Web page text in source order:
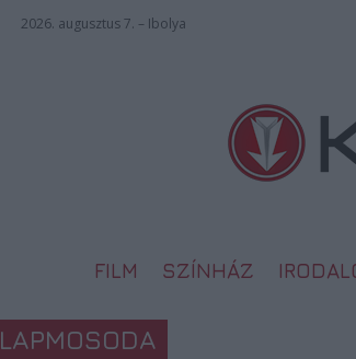
2026. augusztus 7. – Ibolya
FILM SZÍNHÁZ
LAPMOSODA